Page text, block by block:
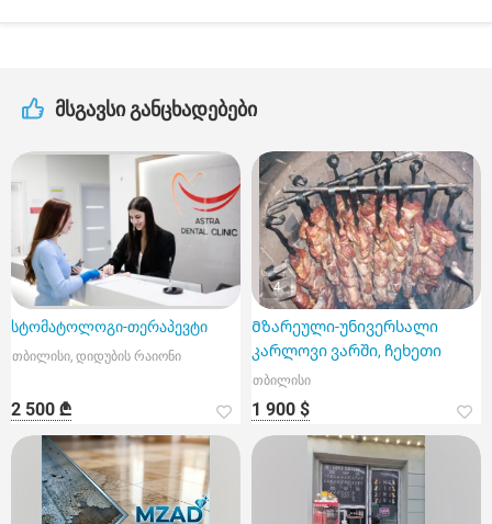
მსგავსი განცხადებები
სტომატოლოგი-თერაპევტი
თბილისი, დიდუბის რაიონი
2 500 ₾
4
Მზარეული-უნივერსალი
კარლოვი ვარში, ჩეხეთი
თბილისი
1 900 $